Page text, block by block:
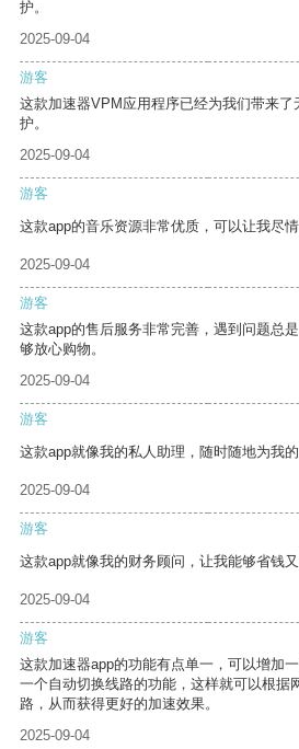
护。
2025-09-04
游客
这款加速器VPM应用程序已经为我们带来
护。
2025-09-04
游客
这款app的音乐资源非常优质，可以让我尽情
2025-09-04
游客
这款app的售后服务非常完善，遇到问题总
够放心购物。
2025-09-04
游客
这款app就像我的私人助理，随时随地为我的
2025-09-04
游客
这款app就像我的财务顾问，让我能够省钱又
2025-09-04
游客
这款加速器app的功能有点单一，可以增加
一个自动切换线路的功能，这样就可以根据
路，从而获得更好的加速效果。
2025-09-04